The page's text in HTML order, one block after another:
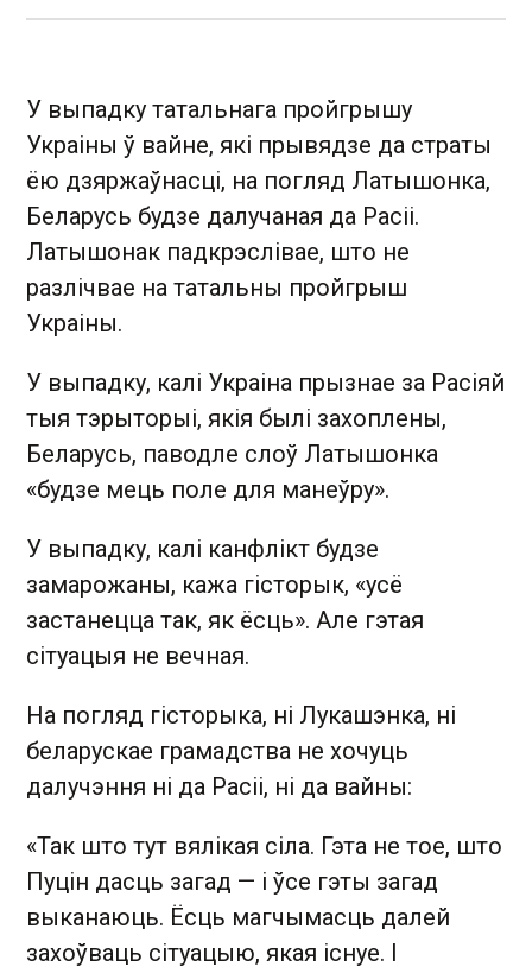
У выпадку татальнага пройгрышу
Украіны ў вайне, які прывядзе да страты
ёю дзяржаўнасці, на погляд Латышонка,
Беларусь будзе далучаная да Расіі.
Латышонак падкрэслівае, што не
разлічвае на татальны пройгрыш
Украіны.
У выпадку, калі Украіна прызнае за Расіяй
тыя тэрыторыі, якія былі захоплены,
Беларусь, паводле слоў Латышонка
«будзе мець поле для манеўру».
У выпадку, калі канфлікт будзе
замарожаны, кажа гісторык, «усё
застанецца так, як ёсць». Але гэтая
сітуацыя не вечная.
На погляд гісторыка, ні Лукашэнка, ні
беларускае грамадства не хочуць
далучэння ні да Расіі, ні да вайны:
«Так што тут вялікая сіла. Гэта не тое, што
Пуцін дасць загад — і ўсе гэты загад
выканаюць. Ёсць магчымасць далей
захоўваць сітуацыю, якая існуе. І